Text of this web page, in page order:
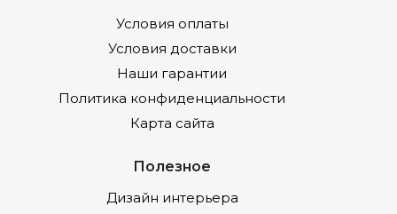
Условия оплаты
Условия доставки
Наши гарантии
Политика конфиденциальности
Карта сайта
Полезное
Дизайн интерьера